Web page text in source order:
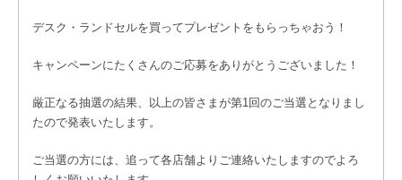
デスク・ランドセルを買ってプレゼントをもらっちゃおう！
キャンペーンにたくさんのご応募をありがとうございました！
厳正なる抽選の結果、以上の皆さまが第1回のご当選となりまし
たので発表いたします。
ご当選の方には、追って各店舗よりご連絡いたしますのでよろ